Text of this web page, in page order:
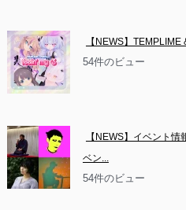
【NEWS】
54件のビュー
【NEWS】イベント
ベン...
54件のビュー